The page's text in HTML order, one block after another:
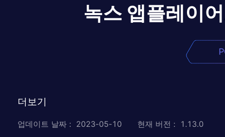
녹스 앱플레이
더보기
업데이트 날짜 : 2023-05-10 현재 버전 : 1.13.0